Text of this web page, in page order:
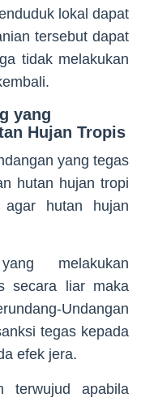
lokal dapat
tersebut dapat
tidak melakukan
yang
Hujan Tropis
yang tegas
hutan hujan tropi
hutan hujan
melakukan
secara liar maka
Undangan
tegas kepada
efek jera.
terwujud apabila